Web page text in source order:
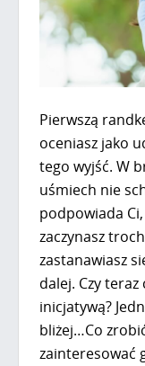
Pierwszą
oceniasz jako
tego wyjść. W
uśmiech nie
podpowiada
zaczynasz
zastanawiasz
dalej. Czy teraz
inicjatywą?
bliżej…Co
zainteresować